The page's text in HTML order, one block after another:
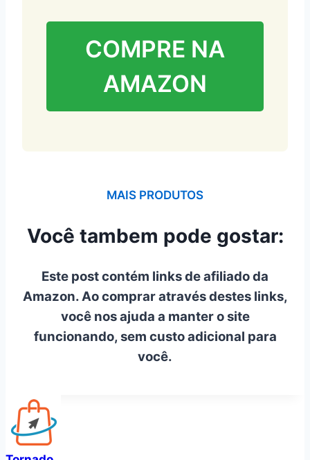
COMPRE NA
AMAZON
MAIS PRODUTOS
Você tambem pode gostar:
Este post contém links de afiliado da
Amazon. Ao comprar através destes links,
você nos ajuda a manter o site
funcionando, sem custo adicional para
você.